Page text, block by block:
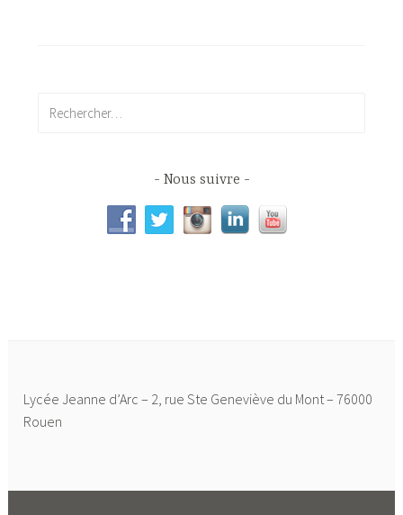
Nous suivre
Lycée Jeanne d’Arc – 2, rue Ste Geneviève du Mont – 76000
Rouen